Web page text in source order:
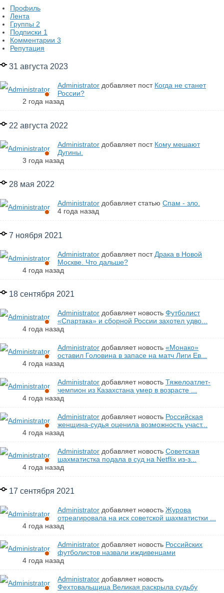
Профиль
Лента
Группы 2
Подписки 1
Комментарии 3
Репутация
31 августа 2023
Administrator добавляет пост Когда не станет
России?
2 года назад
22 августа 2022
Administrator добавляет пост Кому мешают
Дугины.
3 года назад
28 мая 2022
Administrator добавляет статью Спам - зло.
4 года назад
7 ноября 2021
Administrator добавляет пост Драка в Новой
Москве. Что дальше?
4 года назад
18 сентября 2021
Administrator добавляет новость Футболист
«Спартака» и сборной России захотел удво...
4 года назад
Administrator добавляет новость «Монако»
оставил Головина в запасе на матч Лиги Ев...
4 года назад
Administrator добавляет новость Тяжелоатлет-
чемпион из Казахстана умер в возрасте ...
4 года назад
Administrator добавляет новость Российская
женщина-судья оценила возможность участ...
4 года назад
Administrator добавляет новость Советская
шахматистка подала в суд на Netflix из-з...
4 года назад
17 сентября 2021
Administrator добавляет новость Журова
отреагировала на иск советской шахматистки ...
4 года назад
Administrator добавляет новость Российских
футболистов назвали иждивенцами
4 года назад
Administrator добавляет новость
Фехтовальщица Великая раскрыла судьбу